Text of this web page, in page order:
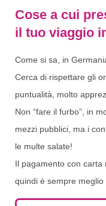
Cose a cui
il tuo viaggio
Come si sa, in
Cerca di rispettare gli
puntualità, molto
Non “fare il furbo”, in
mezzi pubblici, ma i
le multe salate!
Il pagamento con carta
quindi è sempre meglio